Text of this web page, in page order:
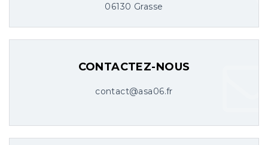
06130 Grasse
CONTACTEZ-NOUS
contact@asa06.fr